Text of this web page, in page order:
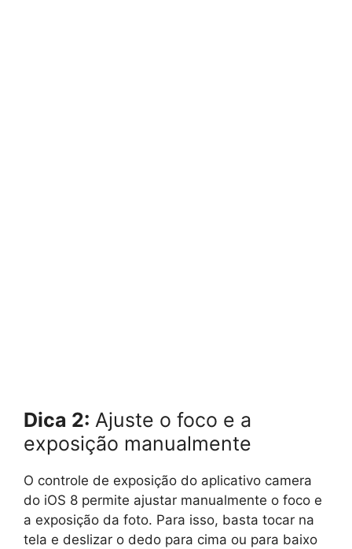
Dica 2: Ajuste o foco e a
exposição manualmente
O controle de exposição do aplicativo camera
do iOS 8 permite ajustar manualmente o foco e
a exposição da foto. Para isso, basta tocar na
tela e deslizar o dedo para cima ou para baixo